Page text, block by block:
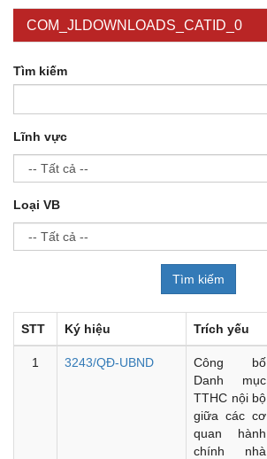
COM_JLDOWNLOADS_CATID_0
Tìm kiếm
Lĩnh vực
Loại VB
STT Ký hiệu Trích yếu
1 3243/QĐ-UBND
Công bố
Danh mục
TTHC nội bộ
giữa các cơ
quan hành
chính nhà